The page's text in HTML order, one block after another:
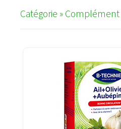
Catégorie »